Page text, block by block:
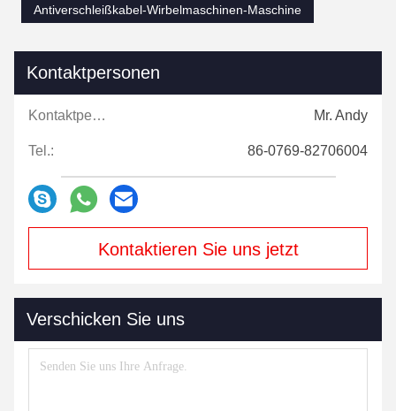
Antiverschleißkabel-Wirbelmaschinen-Maschine
Kontaktpersonen
Kontaktpersonen: Mr. Andy
Tel.: 86-0769-82706004
Kontaktieren Sie uns jetzt
Verschicken Sie uns